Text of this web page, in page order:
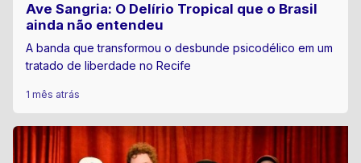
Ave Sangria: O Delírio Tropical que o Brasil
ainda não entendeu
A banda que transformou o desbunde psicodélico em um
tratado de liberdade no Recife
1 mês atrás